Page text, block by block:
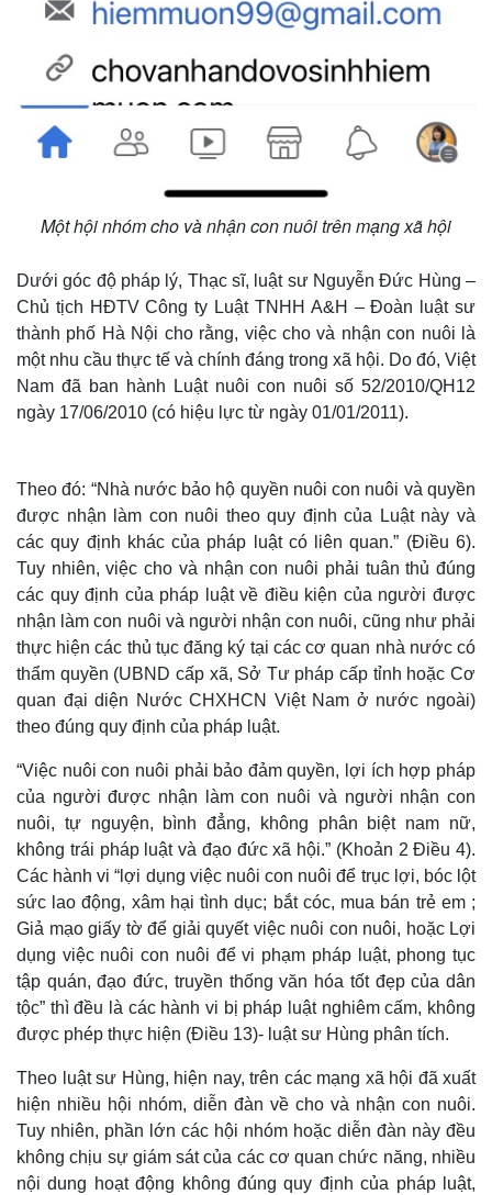
Quan sát
Cuộc sống đó đây
Video
Ảnh
Infographic
Một hội nhóm cho và nhận con nuôi trên mạng xã hội
Dưới góc độ pháp lý, Thạc sĩ, luật sư Nguyễn Đức Hùng –
Chủ tịch HĐTV Công ty Luật TNHH A&H – Đoàn luật sư
thành phố Hà Nội cho rằng, việc cho và nhận con nuôi là
một nhu cầu thực tế và chính đáng trong xã hội. Do đó, Việt
Nam đã ban hành Luật nuôi con nuôi số 52/2010/QH12
ngày 17/06/2010 (có hiệu lực từ ngày 01/01/2011).
Theo đó: “Nhà nước bảo hộ quyền nuôi con nuôi và quyền
được nhận làm con nuôi theo quy định của Luật này và
các quy định khác của pháp luật có liên quan.” (Điều 6).
Tuy nhiên, việc cho và nhận con nuôi phải tuân thủ đúng
các quy định của pháp luật về điều kiện của người được
nhận làm con nuôi và người nhận con nuôi, cũng như phải
thực hiện các thủ tục đăng ký tại các cơ quan nhà nước có
thẩm quyền (UBND cấp xã, Sở Tư pháp cấp tỉnh hoặc Cơ
quan đại diện Nước CHXHCN Việt Nam ở nước ngoài)
theo đúng quy định của pháp luật.
“Việc nuôi con nuôi phải bảo đảm quyền, lợi ích hợp pháp
của người được nhận làm con nuôi và người nhận con
nuôi, tự nguyện, bình đẳng, không phân biệt nam nữ,
không trái pháp luật và đạo đức xã hội.” (Khoản 2 Điều 4).
Các hành vi “lợi dụng việc nuôi con nuôi để trục lợi, bóc lột
sức lao động, xâm hại tình dục; bắt cóc, mua bán trẻ em ;
Giả mạo giấy tờ để giải quyết việc nuôi con nuôi, hoặc Lợi
dụng việc nuôi con nuôi để vi phạm pháp luật, phong tục
tập quán, đạo đức, truyền thống văn hóa tốt đẹp của dân
tộc” thì đều là các hành vi bị pháp luật nghiêm cấm, không
được phép thực hiện (Điều 13)- luật sư Hùng phân tích.
Theo luật sư Hùng, hiện nay, trên các mạng xã hội đã xuất
hiện nhiều hội nhóm, diễn đàn về cho và nhận con nuôi.
Tuy nhiên, phần lớn các hội nhóm hoặc diễn đàn này đều
không chịu sự giám sát của các cơ quan chức năng, nhiều
nội dung hoạt động không đúng quy định của pháp luật,